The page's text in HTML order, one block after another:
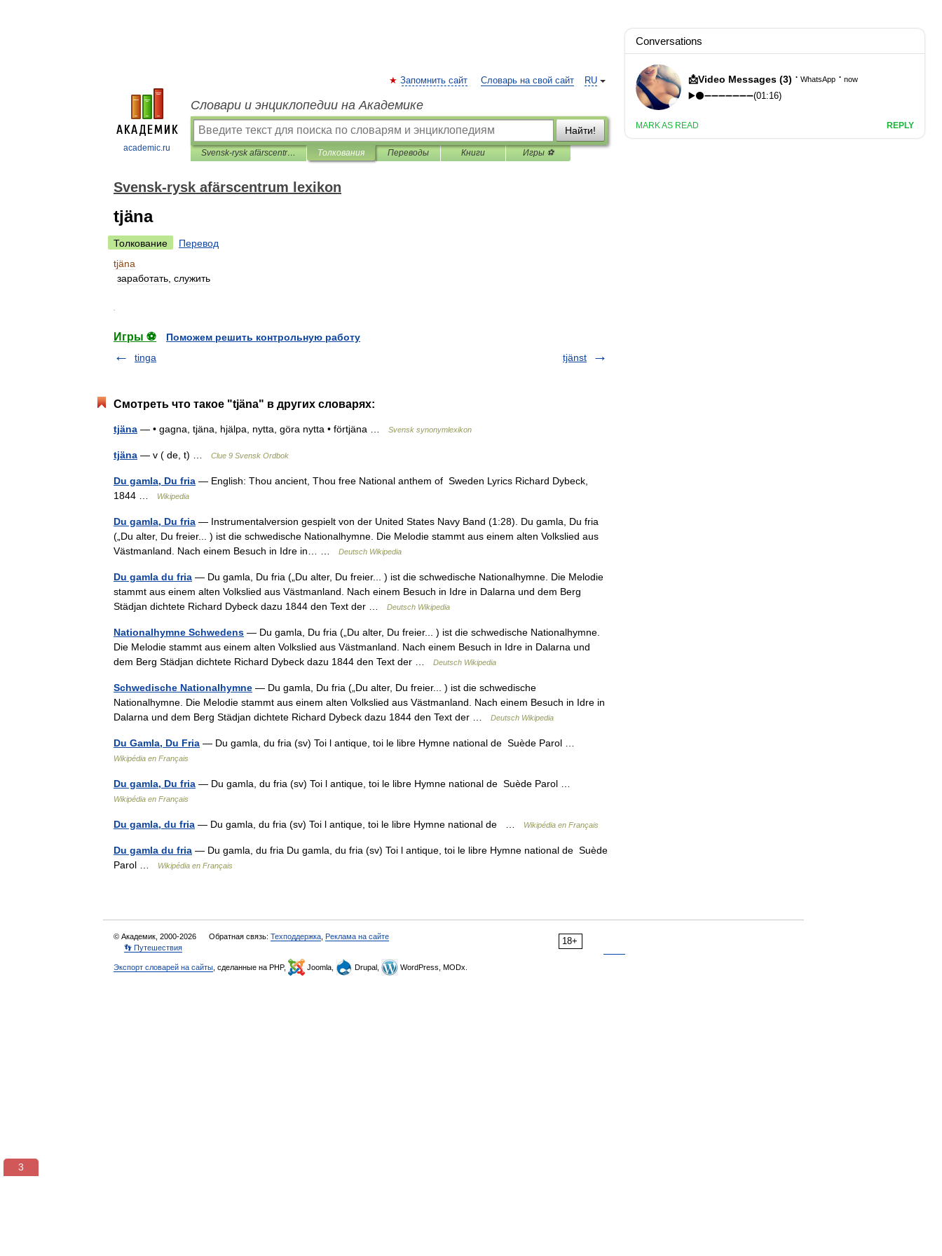
academic.ru
RU
Запомнить сайт Словарь на свой сайт
Словари и энциклопедии на Академике
Найти!
Svensk-rysk afärscentrum lexikon Толкования Переводы Книги Игры ⚽
Svensk-rysk afärscentrum lexikon
tjäna
Толкование
Перевод
tjäna
заработать служить
Игры ⚽
Поможем решить контрольную работу
tinga
tjänst
Смотреть что такое "tjäna" в других словарях:
tjäna — • gagna, tjäna, hjälpa, nytta, göra nytta • förtjäna … Svensk synonymlexikon
tjäna — v ( de, t) … Clue 9 Svensk Ordbok
Du gamla, Du fria — English: Thou ancient, Thou free National anthem of Sweden Lyrics Richard Dybeck,
1844 …
Wikipedia
Du gamla, Du fria — Instrumentalversion gespielt von der United States Navy Band (1:28). Du gamla, Du fria
(„Du alter, Du freier... ) ist die schwedische Nationalhymne. Die Melodie stammt aus einem alten Volkslied aus
Västmanland. Nach einem Besuch in Idre in… …
Deutsch Wikipedia
Du gamla du fria — Du gamla, Du fria („Du alter, Du freier... ) ist die schwedische Nationalhymne. Die Melodie
stammt aus einem alten Volkslied aus Västmanland. Nach einem Besuch in Idre in Dalarna und dem Berg
Städjan dichtete Richard Dybeck dazu 1844 den Text der …
Deutsch Wikipedia
Nationalhymne Schwedens — Du gamla, Du fria („Du alter, Du freier... ) ist die schwedische Nationalhymne.
Die Melodie stammt aus einem alten Volkslied aus Västmanland. Nach einem Besuch in Idre in Dalarna und
dem Berg Städjan dichtete Richard Dybeck dazu 1844 den Text der …
Deutsch Wikipedia
Schwedische Nationalhymne — Du gamla, Du fria („Du alter, Du freier... ) ist die schwedische
Nationalhymne. Die Melodie stammt aus einem alten Volkslied aus Västmanland. Nach einem Besuch in Idre in
Dalarna und dem Berg Städjan dichtete Richard Dybeck dazu 1844 den Text der …
Deutsch Wikipedia
Du Gamla, Du Fria — Du gamla, du fria (sv) Toi l antique, toi le libre Hymne national de Suède Parol …
Wikipédia en Français
Du gamla, Du fria — Du gamla, du fria (sv) Toi l antique, toi le libre Hymne national de Suède Parol …
Wikipédia en Français
Du gamla, du fria — Du gamla, du fria (sv) Toi l antique, toi le libre Hymne national de … Wikipédia en Français
Du gamla du fria — Du gamla, du fria Du gamla, du fria (sv) Toi l antique, toi le libre Hymne national de Suède
Parol …
Wikipédia en Français
18+
© Академик, 2000-2026 Обратная связь: Техподдержка Реклама на сайте
👣 Путешествия
Экспорт словарей на сайты , сделанные на PHP, Joomla, Drupal, WordPress, MODx.
3